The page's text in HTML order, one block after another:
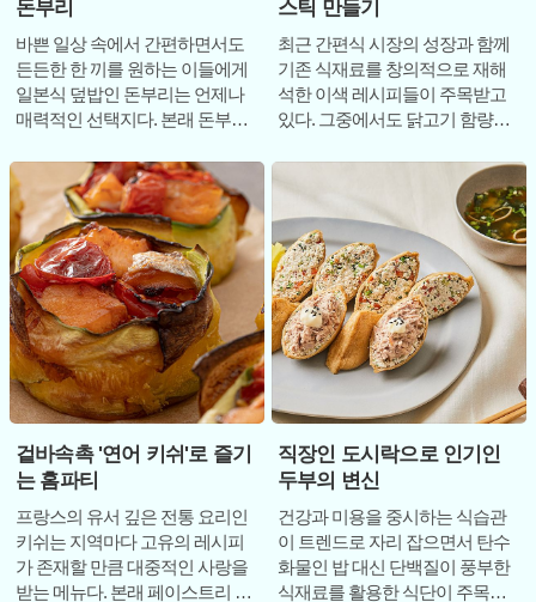
돈부리
바쁜 일상 속에서 간편하면서도
든든한 한 끼를 원하는 이들에게
일본식 덮밥인 돈부리는 언제나
매력적인 선택지다. 본래 돈부리
흔히 '동'이
스틱 만들기
최근 간편식 시장의 성장과 함께
기존 식재료를 창의적으로 재해
석한 이색 레시피들이 주목받고
있다. 그중에서도 닭고기 함량을
겉바속촉 '연어 키쉬'로 즐기
는 홈파티
프랑스의 유서 깊은 전통 요리인
키쉬는 지역마다 고유의 레시피
가 존재할 만큼 대중적인 사랑을
받는 메뉴다. 본래 페이스트리 반
직장인 도시락으로 인기인
두부의 변신
건강과 미용을 중시하는 식습관
이 트렌드로 자리 잡으면서 탄수
화물인 밥 대신 단백질이 풍부한
식재료를 활용한 식단이 주목받